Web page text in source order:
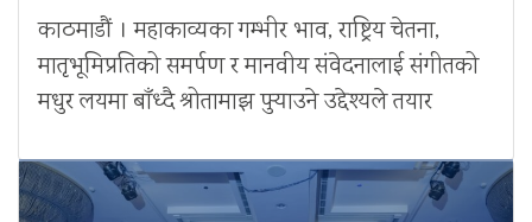
काठमाडौं । महाकाव्यका गम्भीर भाव, राष्ट्रिय चेतना,
मातृभूमिप्रतिको समर्पण र मानवीय संवेदनालाई संगीतको
मधुर लयमा बाँध्दै श्रोतामाझ पुर्‍याउने उद्देश्यले तयार